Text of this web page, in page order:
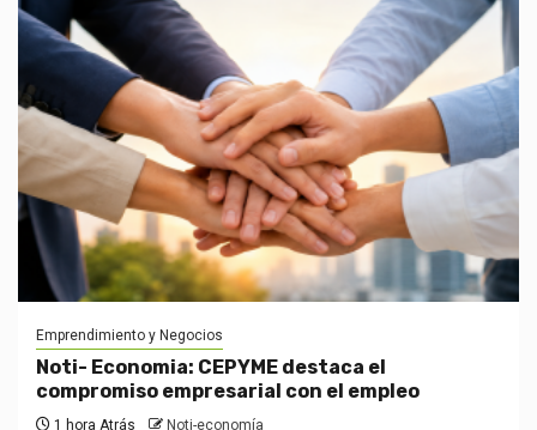
Emprendimiento y Negocios
Noti- Economia: CEPYME destaca el
compromiso empresarial con el empleo
1 hora Atrás Noti-economía